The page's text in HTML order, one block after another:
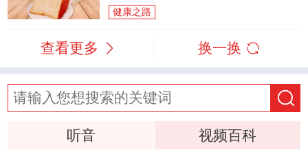
健康之路
查看更多 换一换
听音
视频百科